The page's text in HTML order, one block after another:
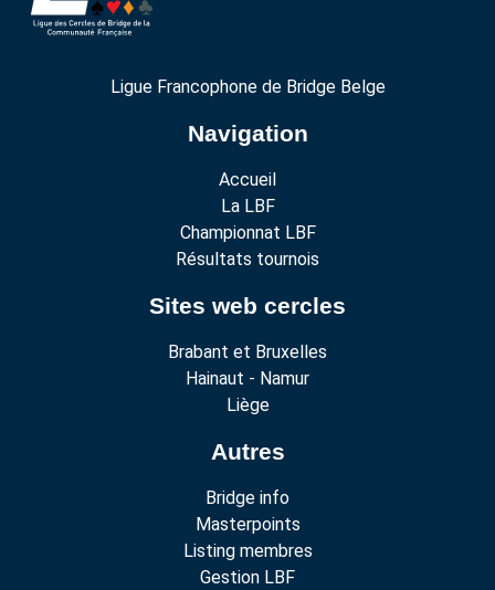
Ligue Francophone de Bridge Belge
Navigation
Accueil
La LBF
Championnat LBF
Résultats tournois
Sites web cercles
Brabant et Bruxelles
Hainaut - Namur
Liège
Autres
Bridge info
Masterpoints
Listing membres
Gestion LBF